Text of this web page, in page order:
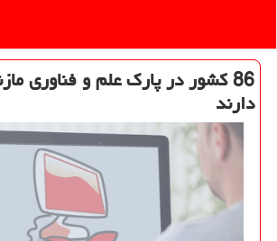
86 كشور در پارك علم و فناوری
دارند